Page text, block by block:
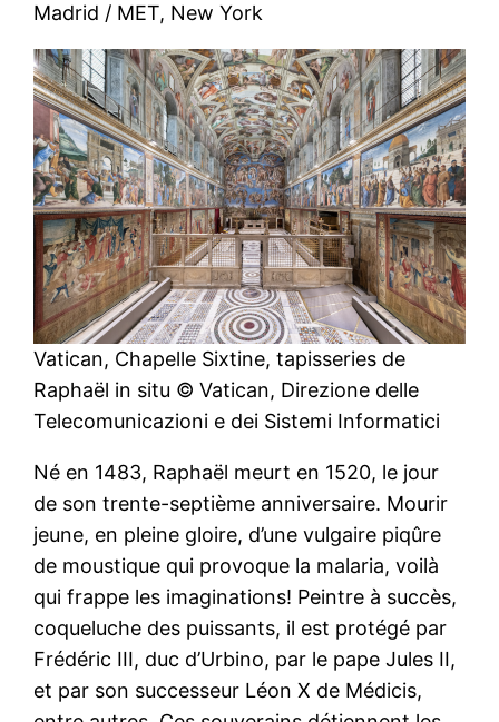
Madrid / MET, New York
Vatican, Chapelle Sixtine, tapisseries de
Raphaël in situ © Vatican, Direzione delle
Telecomunicazioni e dei Sistemi Informatici
Né en 1483, Raphaël meurt en 1520, le jour
de son trente-septième anniversaire. Mourir
jeune, en pleine gloire, d’une vulgaire piqûre
de moustique qui provoque la malaria, voilà
qui frappe les imaginations! Peintre à succès,
coqueluche des puissants, il est protégé par
Frédéric III, duc d’Urbino, par le pape Jules II,
et par son successeur Léon X de Médicis,